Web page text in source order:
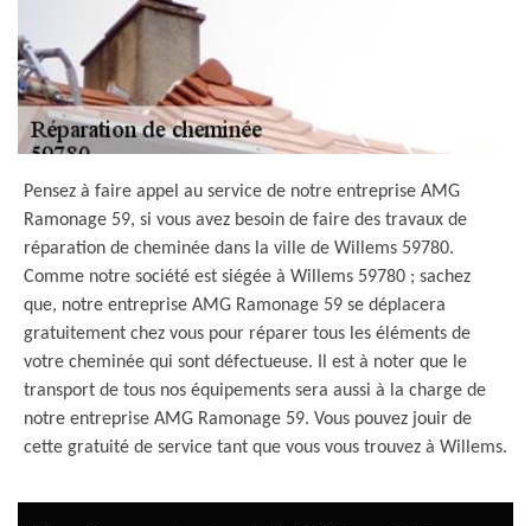
Pensez à faire appel au service de notre entreprise AMG
Ramonage 59, si vous avez besoin de faire des travaux de
réparation de cheminée dans la ville de Willems 59780.
Comme notre société est siégée à Willems 59780 ; sachez
que, notre entreprise AMG Ramonage 59 se déplacera
gratuitement chez vous pour réparer tous les éléments de
votre cheminée qui sont défectueuse. Il est à noter que le
transport de tous nos équipements sera aussi à la charge de
notre entreprise AMG Ramonage 59. Vous pouvez jouir de
cette gratuité de service tant que vous vous trouvez à Willems.